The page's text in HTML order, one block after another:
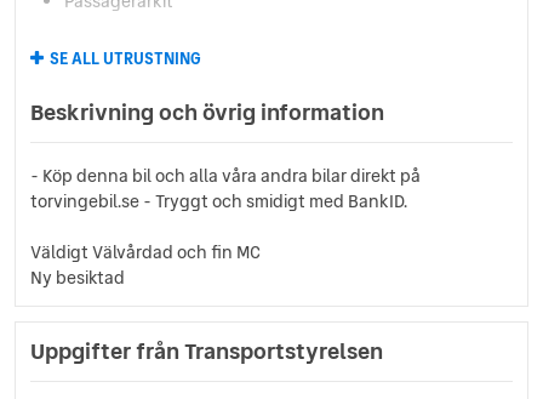
SE ALL UTRUSTNING
Beskrivning och övrig information
- Köp denna bil och alla våra andra bilar direkt på
torvingebil.se - Tryggt och smidigt med BankID.
Väldigt Välvårdad och fin MC
Ny besiktad
Uppgifter från Transportstyrelsen